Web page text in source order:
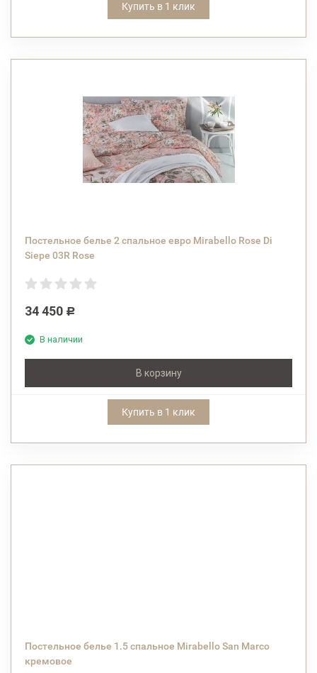
Купить в 1 клик
Постельное белье 2 спальное евро Mirabello Rose Di
Siepe 03R Rose
34 450 Р
В наличии
В корзину
Купить в 1 клик
Постельное белье 1.5 спальное Mirabello San Marco
кремовое